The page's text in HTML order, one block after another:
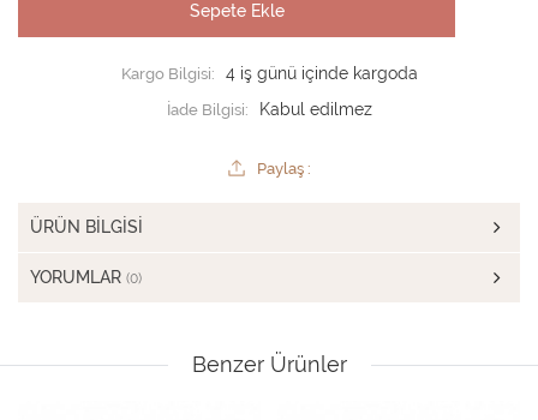
Sepete Ekle
Kargo Bilgisi:
4 iş günü içinde kargoda
İade Bilgisi:
Paylaş :
ÜRÜN BILGISI
YORUMLAR (0)
Benzer Ürünler